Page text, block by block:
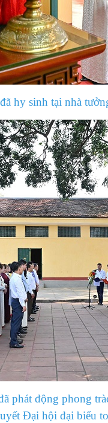
hy sinh tại nhà
phát động phong
Đại hội đại biểu